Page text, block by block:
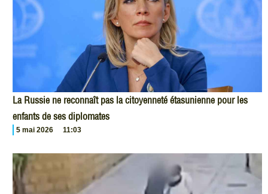
La Russie ne reconnaît pas la citoyenneté étasunienne pour les
enfants de ses diplomates
5 mai 2026 11:03